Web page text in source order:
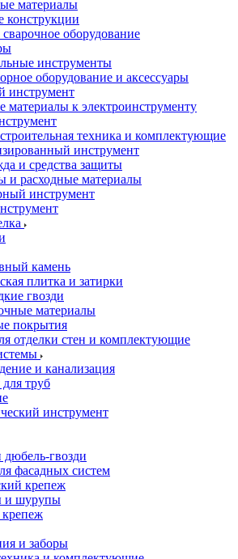
материалы
конструкции
сварочное оборудование
инструменты
оборудование и аксессуары
инструмент
материалы к электроинструменту
техника и комплектующие
инструмент
и средства защиты
и расходные материалы
инструмент
камень
плитка и затирки
гвозди
материалы
покрытия
отделки стен и комплектующие
и канализация
труб
инструмент
гвозди
фасадных систем
крепеж
и шурупы
и заборы